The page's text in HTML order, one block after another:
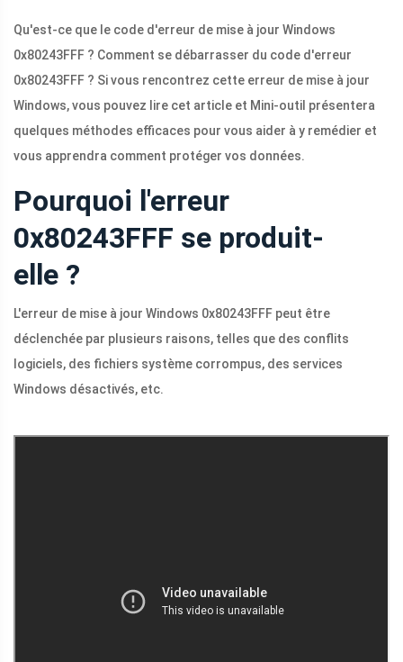
Qu'est-ce que le code d'erreur de mise à jour Windows
0x80243FFF ? Comment se débarrasser du code d'erreur
0x80243FFF ? Si vous rencontrez cette erreur de mise à jour
Windows, vous pouvez lire cet article et Mini-outil présentera
quelques méthodes efficaces pour vous aider à y remédier et
vous apprendra comment protéger vos données.
Pourquoi l'erreur
0x80243FFF se produit-
elle ?
L'erreur de mise à jour Windows 0x80243FFF peut être
déclenchée par plusieurs raisons, telles que des conflits
logiciels, des fichiers système corrompus, des services
Windows désactivés, etc.